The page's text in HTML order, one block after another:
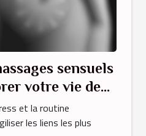
sensuels
votre vie de
et la routine
les liens les plus